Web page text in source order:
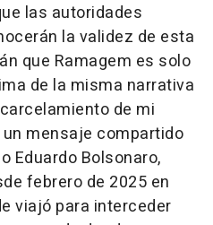
las autoridades
la validez de esta
que Ramagem es solo
de la misma narrativa
de mi
mensaje compartido
Eduardo Bolsonaro,
febrero de 2025 en
viajó para interceder